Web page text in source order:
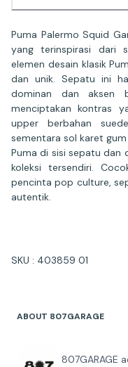
Puma Palermo Squid
yang terinspirasi dari
elemen desain klasik
dan unik. Sepatu ini
dominan dan aksen
menciptakan kontras
upper berbahan
sementara sol karet
Puma di sisi sepatu dan
koleksi tersendiri.
pencinta pop culture,
autentik.
SKU : 403859 01
ABOUT 807GARAGE
807GARAGE